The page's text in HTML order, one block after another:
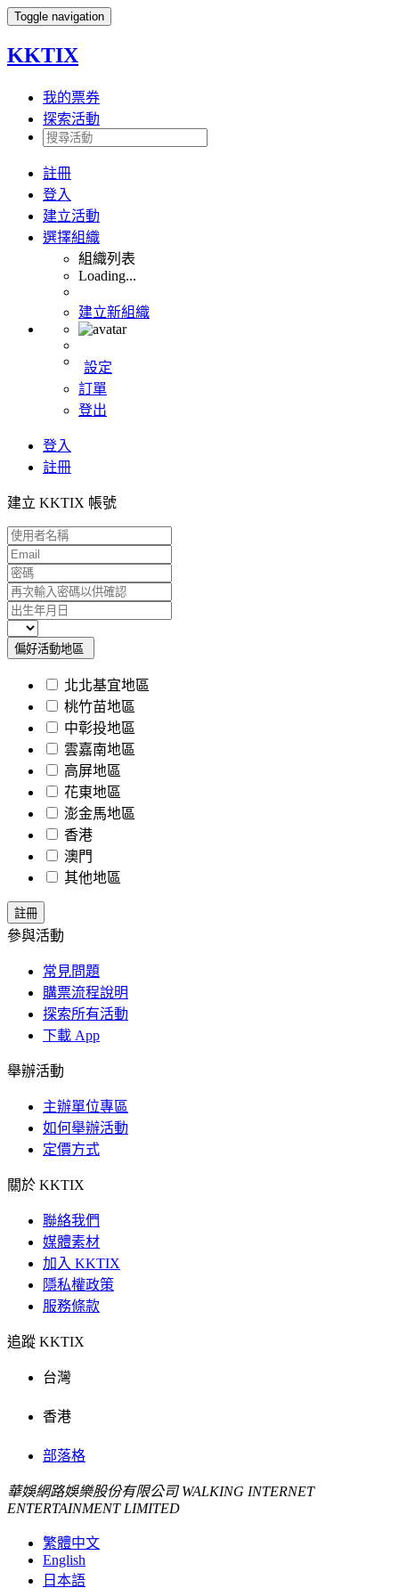
Toggle navigation
KKTIX
我的票券
探索活動
註冊
登入
建立活動
選擇組織
組織列表
Loading...
建立新組織
設定
訂單
登出
登入
註冊
建立 KKTIX 帳號
偏好活動地區
北北基宜地區
桃竹苗地區
中彰投地區
雲嘉南地區
高屏地區
花東地區
澎金馬地區
香港
澳門
其他地區
參與活動
常見問題
購票流程說明
探索所有活動
下載 App
舉辦活動
主辦單位專區
如何舉辦活動
定價方式
關於 KKTIX
聯絡我們
媒體素材
加入 KKTIX
隱私權政策
服務條款
追蹤 KKTIX
台灣
香港
部落格
華娛網路娛樂股份有限公司 WALKING INTERNET
ENTERTAINMENT LIMITED
繁體中文
English
日本語